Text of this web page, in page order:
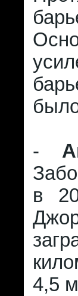
-
в
4,5